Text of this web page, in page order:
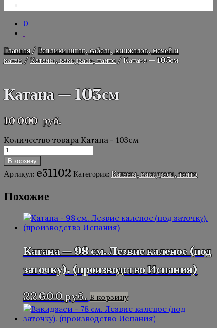
0
Главная/Реплики шпаг, сабель, кинжалов, мечей и
катан /Катаны, вакидзаси, танто/ Катана — 103см
Катана — 103см
10 000 руб.
Количество товара Катана - 103см
В корзину
Артикул: e31102 Категория:Катаны, вакидзаси, танто
Похожие
Катана — 98 см. Лезвие каленое (под
заточку). (производство Испания)
22 600руб. В корзину